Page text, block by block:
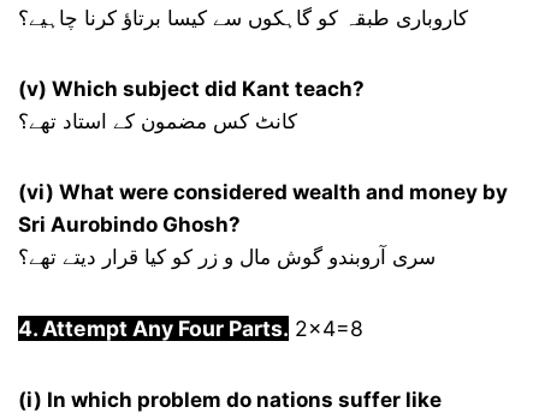
کاروباری طبقہ کو گاہکوں سے کیسا برتاؤ کرنا چاہیے؟
(v) Which subject did Kant teach?
کانٹ کس مضمون کے استاد تھے؟
(vi) What were considered wealth and money by
Sri Aurobindo Ghosh?
سری آروبندو گوش مال و زر کو کیا قرار دیتے تھے؟
4. Attempt Any Four Parts. 2×4=8
(i) In which problem do nations suffer like